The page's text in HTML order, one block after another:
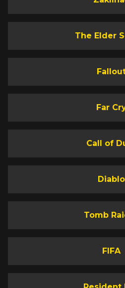
The Elder
Far
Call of
Diablo
Tomb
FIFA